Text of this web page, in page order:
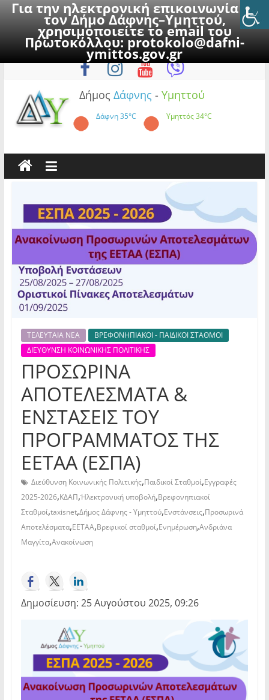
Για την ηλεκτρονική επικοινωνία με
τον Δήμο Δάφνης–Υμηττού,
χρησιμοποιείτε το email του
Πρωτοκόλλου:protokolo@dafni-
ymittos.gov.gr
to
Σάββατο, 8 Αυγούστου 2026
Δήμος Δάφνης - Υμηττού
Δάφνη35°C Υμηττός34°C
ΤΕΛΕΥΤΑΙΑ ΝΕΑ
ΒΡΕΦΟΝΗΠΙΑΚΟΙ - ΠΑΙΔΙΚΟΙ ΣΤΑΘΜΟΙ
ΔΙΕΥΘΥΝΣΗ ΚΟΙΝΩΝΙΚΗΣ ΠΟΛΙΤΙΚΗΣ
ΠΡΟΣΩΡΙΝΑ
ΑΠΟΤΕΛΕΣΜΑΤΑ &
ΕΝΣΤΑΣΕΙΣ ΤΟΥ
ΠΡΟΓΡΑΜΜΑΤΟΣ ΤΗΣ
ΕΕΤΑΑ (ΕΣΠΑ)
Διεύθυνση Κοινωνικής Πολιτικής,Παιδικοί Σταθμοί,Εγγραφές
2025-2026,ΚΔΑΠ,Ήλεκτρονική υποβολή,Βρεφονηπιακοί
Σταθμοί,taxisnet,Δήμος Δάφνης - Υμηττού,Ενστάνσεις,Προσωρινά
Αποτελέσματα,ΕΕΤΑΑ,Βρεφικοί σταθμοί,Ενημέρωση,Ανδριάνα
Μαγγίτα,Ανακοίνωση
Δημοσίευση: 25 Αυγούστου 2025, 09:26